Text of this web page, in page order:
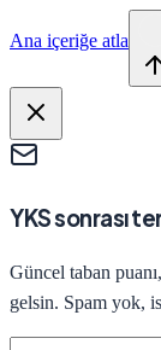
Ana içeriğe atla
YKS sonrası
Güncel taban
gelsin. Spam yok,